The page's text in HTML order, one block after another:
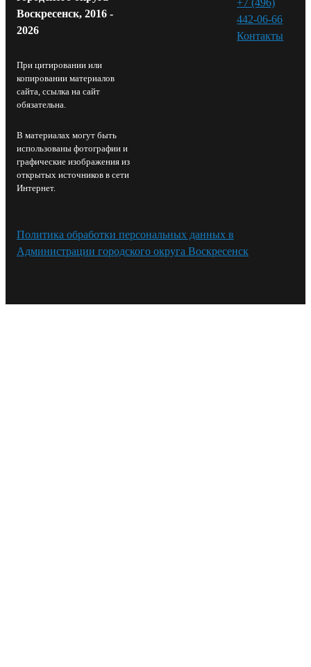
Воскресенск, 2016 -
2026
При цитировании или
копировании материалов
сайта, ссылка на сайт
обязательна.
В материалах могут быть
использованы фотографии и
графические изображения из
открытых источников в сети
Интернет.
442-06-66
Контакты⁠
Политика обработки персональных данных в
Администрации городского округа Воскресенск